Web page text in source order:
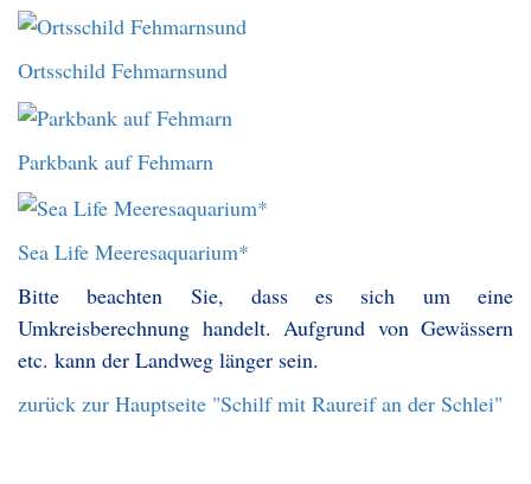
Ortsschild Fehmarnsund
Parkbank auf Fehmarn
Sea Life Meeresaquarium*
Bitte beachten Sie, dass es sich um eine
Umkreisberechnung handelt. Aufgrund von Gewässern
etc. kann der Landweg länger sein.
zurück zur Hauptseite "Schilf mit Raureif an der Schlei"